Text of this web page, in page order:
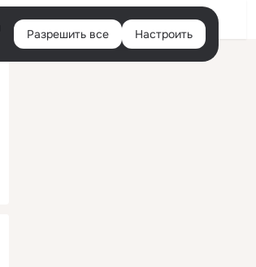
Войти
Разрешить все Настроить